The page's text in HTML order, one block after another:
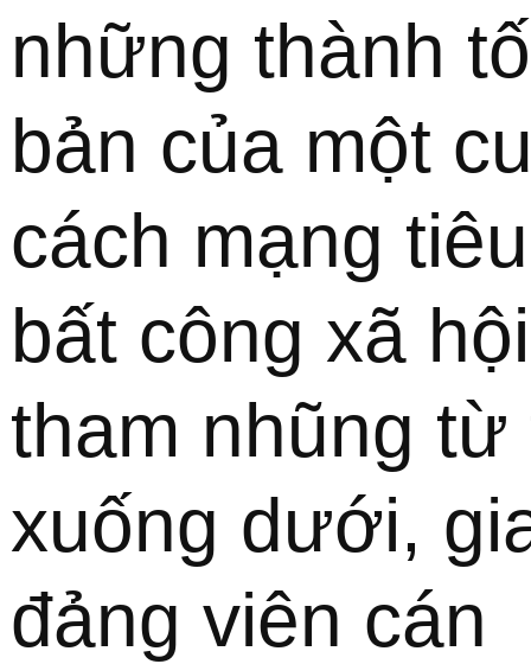
những thành
bản của một
cách mạng
bất công xã
tham nhũng từ
xuống dưới,
đảng viên cán